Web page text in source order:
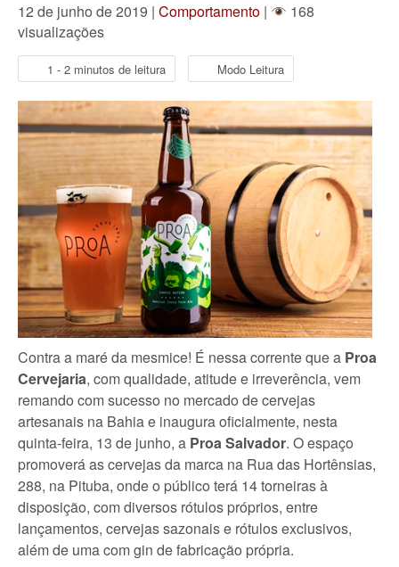
12 de junho de 2019 | Comportamento |
168
visualizações
1 - 2 minutos de leitura Modo Leitura
Contra a maré da mesmice! É nessa corrente que a Proa
Cervejaria, com qualidade, atitude e irreverência, vem
remando com sucesso no mercado de cervejas
artesanais na Bahia e inaugura oficialmente, nesta
quinta-feira, 13 de junho, a Proa Salvador. O espaço
promoverá as cervejas da marca na Rua das Hortênsias,
288, na Pituba, onde o público terá 14 torneiras à
disposição, com diversos rótulos próprios, entre
lançamentos, cervejas sazonais e rótulos exclusivos,
além de uma com gin de fabricação própria.